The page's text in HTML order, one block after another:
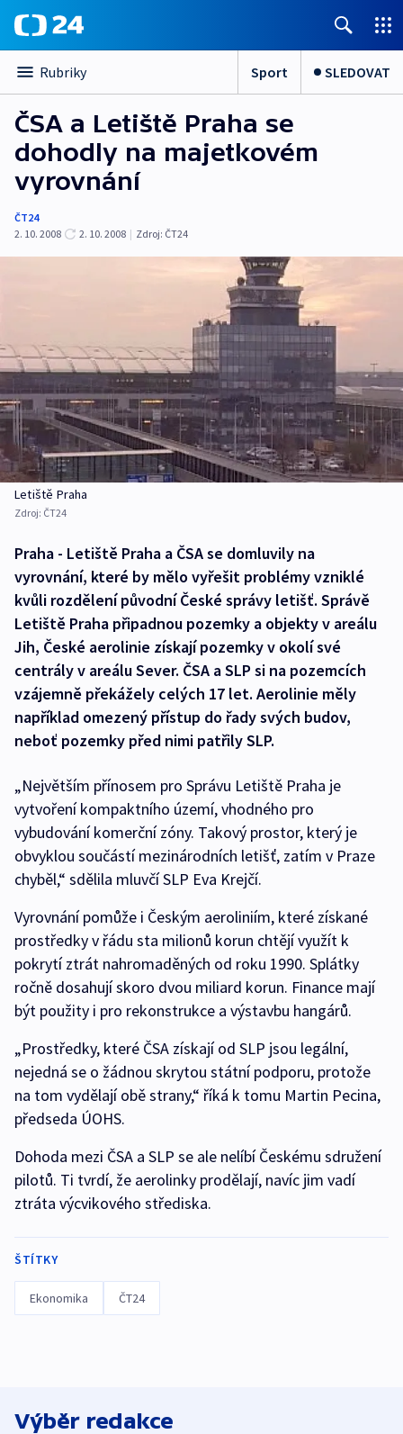
Rubriky Sport SLEDOVAT
ČSA a Letiště Praha se
dohodly na majetkovém
vyrovnání
ČT24
2. 10. 2008
2. 10. 2008 | Zdroj: ČT24
Letiště Praha
Zdroj: ČT24
Praha - Letiště Praha a ČSA se domluvily na
vyrovnání, které by mělo vyřešit problémy vzniklé
kvůli rozdělení původní České správy letišť. Správě
Letiště Praha připadnou pozemky a objekty v areálu
Jih, České aerolinie získají pozemky v okolí své
centrály v areálu Sever. ČSA a SLP si na pozemcích
vzájemně překážely celých 17 let. Aerolinie měly
například omezený přístup do řady svých budov,
neboť pozemky před nimi patřily SLP.
„Největším přínosem pro Správu Letiště Praha je
vytvoření kompaktního území, vhodného pro
vybudování komerční zóny. Takový prostor, který je
obvyklou součástí mezinárodních letišť, zatím v Praze
chyběl,“ sdělila mluvčí SLP Eva Krejčí.
Vyrovnání pomůže i Českým aeroliniím, které získané
prostředky v řádu sta milionů korun chtějí využít k
pokrytí ztrát nahromaděných od roku 1990. Splátky
ročně dosahují skoro dvou miliard korun. Finance mají
být použity i pro rekonstrukce a výstavbu hangárů.
„Prostředky, které ČSA získají od SLP jsou legální,
nejedná se o žádnou skrytou státní podporu, protože
na tom vydělají obě strany,“ říká k tomu Martin Pecina,
předseda ÚOHS.
Dohoda mezi ČSA a SLP se ale nelíbí Českému sdružení
pilotů. Ti tvrdí, že aerolinky prodělají, navíc jim vadí
ztráta výcvikového střediska.
ŠTÍTKY
Ekonomika ČT24
Výběr redakce